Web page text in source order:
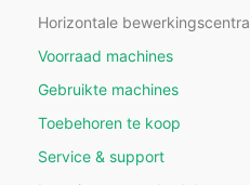
Horizontale bewerkingscentra
Voorraad machines
Gebruikte machines
Toebehoren te koop
Service & support